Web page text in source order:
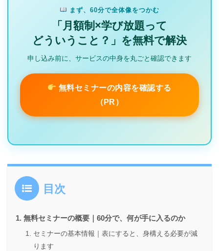
まず、60分で全体像をつかむ
「月額制×学び放題って
どういうこと？」を無料で解決
申し込み前に、サービスの中身を丸ごと確認できます
無料セミナーの内容を確認する
（PR）
目次
無料セミナーの概要｜60分で、何が手に入るのか
セミナーの基本情報｜表にすると、身構える必要が減
ります